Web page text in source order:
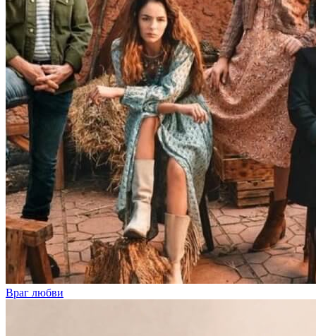
Враг любви